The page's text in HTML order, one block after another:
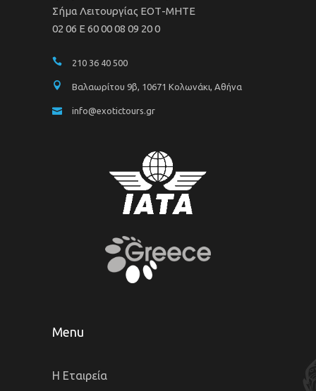
Σήμα Λειτουργίας ΕΟΤ-ΜΗΤΕ
02 06 Ε 60 00 08 09 20 0
210 36 40 500
Βαλαωρίτου 9β, 10671 Κολωνάκι, Αθήνα
info@exotictours.gr
Menu
Η Εταιρεία